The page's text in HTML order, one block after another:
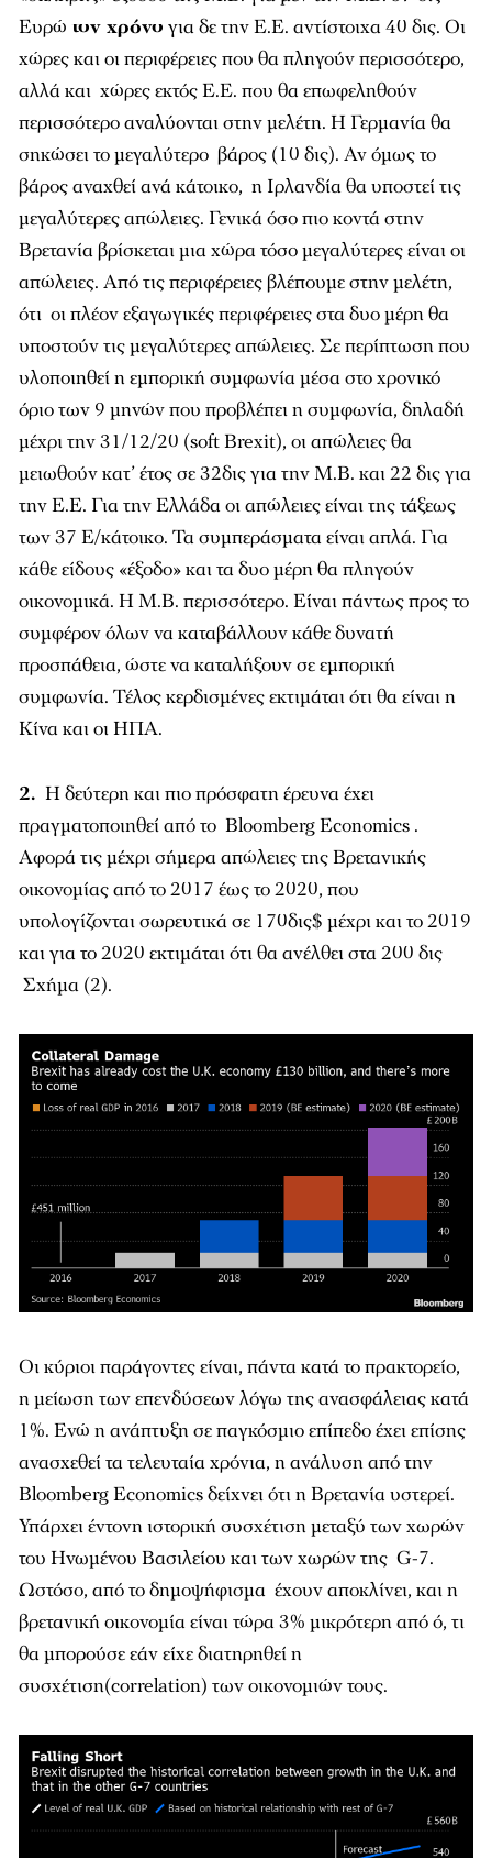
Ευρώ τον χρόνο για δε την Ε.Ε. αντίστοιχα 40 δις. Οι
χώρες και οι περιφέρειες που θα πληγούν περισσότερο,
αλλά και χώρες εκτός Ε.Ε. που θα επωφεληθούν
περισσότερο αναλύονται στην μελέτη. Η Γερμανία θα
σηκώσει το μεγαλύτερο βάρος (10 δις). Αν όμως το
βάρος αναχθεί ανά κάτοικο, η Ιρλανδία θα υποστεί τις
μεγαλύτερες απώλειες. Γενικά όσο πιο κοντά στην
Βρετανία βρίσκεται μια χώρα τόσο μεγαλύτερες είναι οι
απώλειες. Από τις περιφέρειες βλέπουμε στην μελέτη,
ότι οι πλέον εξαγωγικές περιφέρειες στα δυο μέρη θα
υποστούν τις μεγαλύτερες απώλειες. Σε περίπτωση που
υλοποιηθεί η εμπορική συμφωνία μέσα στο χρονικό
όριο των 9 μηνών που προβλέπει η συμφωνία, δηλαδή
μέχρι την 31/12/20 (soft Brexit), οι απώλειες θα
μειωθούν κατ’ έτος σε 32δις για την Μ.Β. και 22 δις για
την Ε.Ε. Για την Ελλάδα οι απώλειες είναι της τάξεως
των 37 Ε/κάτοικο. Τα συμπεράσματα είναι απλά. Για
κάθε είδους «έξοδο» και τα δυο μέρη θα πληγούν
οικονομικά. Η Μ.Β. περισσότερο. Είναι πάντως προς το
συμφέρον όλων να καταβάλλουν κάθε δυνατή
προσπάθεια, ώστε να καταλήξουν σε εμπορική
συμφωνία. Τέλος κερδισμένες εκτιμάται ότι θα είναι η
Κίνα και οι ΗΠΑ.
2. Η δεύτερη και πιο πρόσφατη έρευνα έχει
πραγματοποιηθεί από το Bloomberg Economics .
Αφορά τις μέχρι σήμερα απώλειες της Βρετανικής
οικονομίας από το 2017 έως το 2020, που
υπολογίζονται σωρευτικά σε 170δις$ μέχρι και το 2019
και για το 2020 εκτιμάται ότι θα ανέλθει στα 200 δις
Σχήμα (2).
Οι κύριοι παράγοντες είναι, πάντα κατά το πρακτορείο,
η μείωση των επενδύσεων λόγω της ανασφάλειας κατά
1%. Ενώ η ανάπτυξη σε παγκόσμιο επίπεδο έχει επίσης
ανασχεθεί τα τελευταία χρόνια, η ανάλυση από την
Bloomberg Economics δείχνει ότι η Βρετανία υστερεί.
Υπάρχει έντονη ιστορική συσχέτιση μεταξύ των χωρών
του Ηνωμένου Βασιλείου και των χωρών της G-7.
Ωστόσο, από το δημοψήφισμα έχουν αποκλίνει, και η
βρετανική οικονομία είναι τώρα 3% μικρότερη από ό, τι
θα μπορούσε εάν είχε διατηρηθεί η
συσχέτιση(correlation) των οικονομιών τους.